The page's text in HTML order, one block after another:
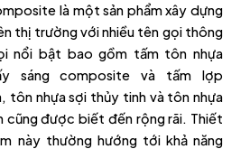
là một sản phẩm xây dựng
thị trường với nhiều tên gọi thông
nổi bật bao gồm tấm tôn nhựa
sáng composite và tấm lợp
tôn nhựa sợi thủy tinh và tôn nhựa
cũng được biết đến rộng rãi. Thiết
này thường hướng tới khả năng